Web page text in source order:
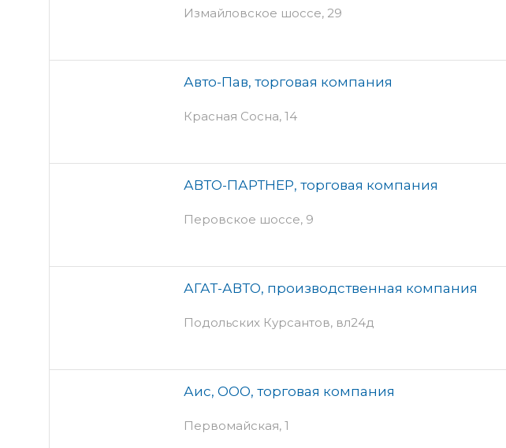
Измайловское шоссе, 29
Авто-Пав, торговая компания
Красная Сосна, 14
АВТО-ПАРТНЕР, торговая компания
Перовское шоссе, 9
АГАТ-АВТО, производственная компания
Подольских Курсантов, вл24д
Аис, ООО, торговая компания
Первомайская, 1